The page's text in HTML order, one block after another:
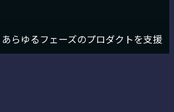
らゆるフェーズのプロダクトを支援